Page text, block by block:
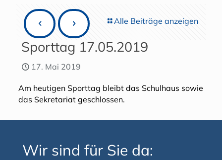
Alle Beiträge anzeigen
Sporttag 17.05.2019
17. Mai 2019
Am heutigen Sporttag bleibt das Schulhaus sowie
das Sekretariat geschlossen.
Wir sind für Sie da: